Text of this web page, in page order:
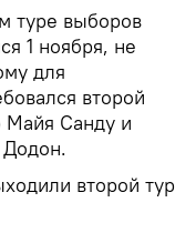
туре выборов
1 ноября, не
для
второй
Майя Санду и
второй тур